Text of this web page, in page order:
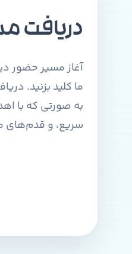
دریافت
آغاز مسیر حضور
ما کلید بزنید.
به صورتی که با
سریع، و قدم‌های